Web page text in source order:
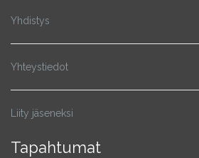
Yhdistys
Yhteystiedot
Liity jäseneksi
Tapahtumat